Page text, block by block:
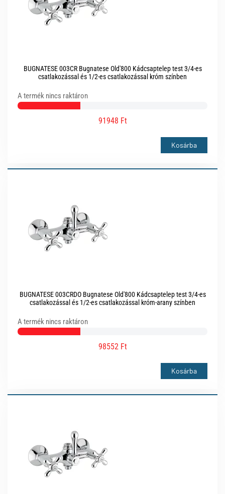
BUGNATESE 003CR Bugnatese Old'800 Kádcsaptelep test 3/4-es
csatlakozással és 1/2-es csatlakozással króm színben
A termék nincs raktáron
91948 Ft
Kosárba
BUGNATESE 003CRDO Bugnatese Old'800 Kádcsaptelep test 3/4-es
csatlakozással és 1/2-es csatlakozással króm-arany színben
A termék nincs raktáron
98552 Ft
Kosárba